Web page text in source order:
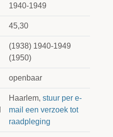
1940-1949
45,30
(1938) 1940-1949
(1950)
openbaar
Haarlem, stuur per e-
mail een verzoek tot
raadpleging